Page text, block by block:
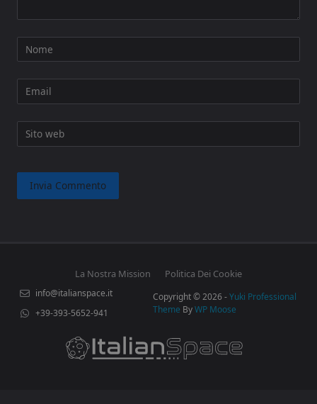
Nome
Email
Sito web
La Nostra Mission Politica Dei Cookie
info@italianspace.it
+39-393-5652-941
Copyright © 2026 -Yuki Professional
Theme ByWP Moose